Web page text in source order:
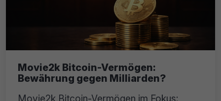
Movie2k Bitcoin-Vermögen:
Bewährung gegen Milliarden?
Movie2k Bitcoin-Vermögen im Fokus: